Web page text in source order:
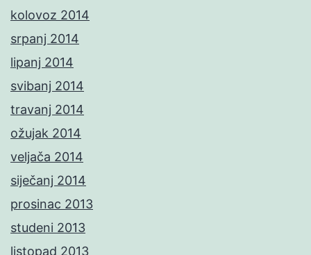
kolovoz 2014
srpanj 2014
lipanj 2014
svibanj 2014
travanj 2014
ožujak 2014
veljača 2014
siječanj 2014
prosinac 2013
studeni 2013
listopad 2013